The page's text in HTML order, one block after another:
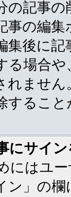
の記事
事の編
集後に
る場合
れませ
するこ
にサイ
にはユ
ン」の